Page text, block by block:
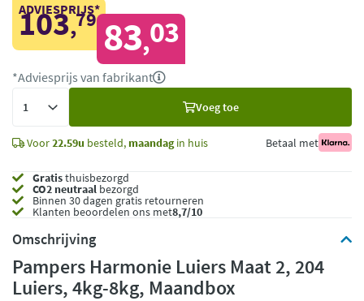
ADVIESPRIJS*
103,79 83,03
*Adviesprijs van fabrikant
Voeg toe
Voor22.59u besteld, maandagin huis Betaal met
Gratisthuisbezorgd
CO2 neutraal bezorgd
Binnen 30 dagen gratis retourneren
Klanten beoordelen ons met8,7/10
Omschrijving
Pampers Harmonie Luiers Maat 2, 204
Luiers, 4kg-8kg, Maandbox